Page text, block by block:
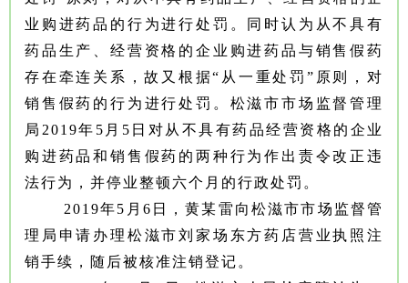
业购进药品的行为进行处罚。同时认为从不具有
药品生产、经营资格的企业购进药品与销售假药
存在牵连关系，故又根据“从一重处罚”原则，对
销售假药的行为进行处罚。松滋市市场监督管理
局2019年5月5日对从不具有药品经营资格的企业
购进药品和销售假药的两种行为作出责令改正违
法行为，并停业整顿六个月的行政处罚。
2019年5月6日，黄某雷向松滋市市场监督管
理局申请办理松滋市刘家场东方药店营业执照注
销手续，随后被核准注销登记。